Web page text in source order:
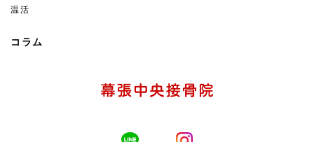
温活
コラム